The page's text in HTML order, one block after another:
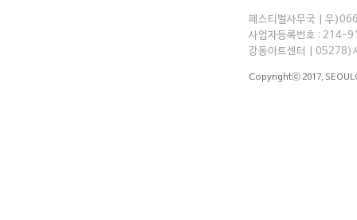
페스티벌사무국 | 우
사업자등록번호 :
강동아트센터 | 05278)
Copyrightⓒ 2017,